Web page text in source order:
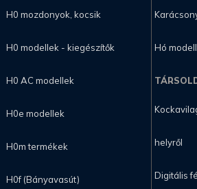
H0 mozdonyok, kocsik
H0 modellek - kiegészítők
H0 AC modellek
H0e modellek
H0m termékek
H0f (Bányavasút)
Hó
helyről
Digitális